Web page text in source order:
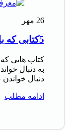
26 مهر
5کتابی که باید در عمر خود بخوانید
کتاب‌ هایی
به دنبال
دنبال
ادامه مطلب